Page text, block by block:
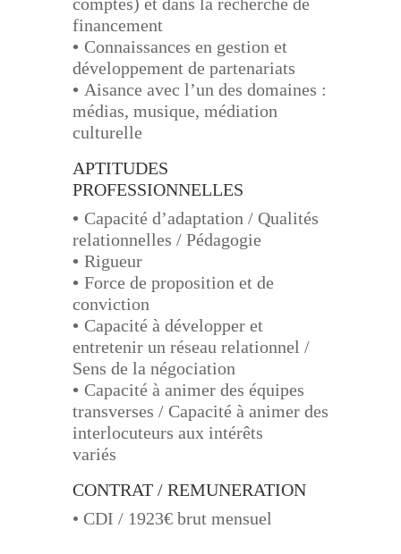
financement
• Connaissances en gestion et
développement de partenariats
• Aisance avec l’un des domaines :
médias, musique, médiation
culturelle
APTITUDES
PROFESSIONNELLES
• Capacité d’adaptation / Qualités
relationnelles / Pédagogie
• Rigueur
• Force de proposition et de
conviction
• Capacité à développer et
entretenir un réseau relationnel /
Sens de la négociation
• Capacité à animer des équipes
transverses / Capacité à animer des
interlocuteurs aux intérêts
variés
CONTRAT / REMUNERATION
• CDI / 1923€ brut mensuel